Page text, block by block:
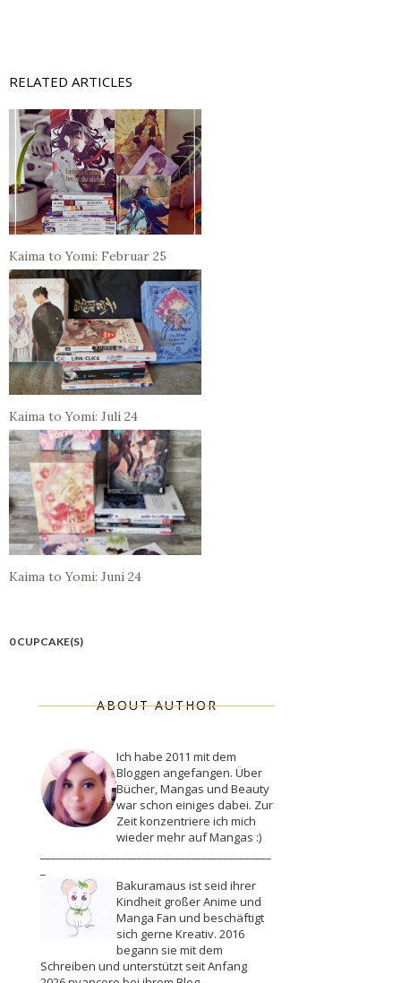
RELATED ARTICLES
Kaima to Yomi: Februar 25
Kaima to Yomi: Juli 24
Kaima to Yomi: Juni 24
0 CUPCAKE(S)
ABOUT AUTHOR
Ich habe 2011 mit dem
Bloggen angefangen. Über
Bücher, Mangas und Beauty
war schon einiges dabei. Zur
Zeit konzentriere ich mich
wieder mehr auf Mangas :)
Bakuramaus ist seid ihrer
Kindheit großer Anime und
Manga Fan und beschäftigt
sich gerne Kreativ. 2016
begann sie mit dem
Schreiben und unterstützt seit Anfang